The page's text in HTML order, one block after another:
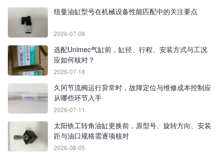
纽曼油缸型号在机械设备性能匹配中的关注要点
2026-07-08
选配Unimec气缸前，缸径、行程、安装方式与工况
应如何核对？
2026-07-18
久冈节流阀运行异常时，故障定位与维修成本控制应
从哪些环节入手
2026-07-11
太阳铁工转角油缸更换前，原型号、旋转方向、安装
距与油口规格需逐项核对
2026-08-05